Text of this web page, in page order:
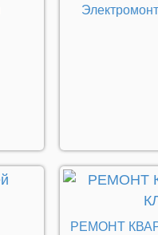
РЕМОНТ